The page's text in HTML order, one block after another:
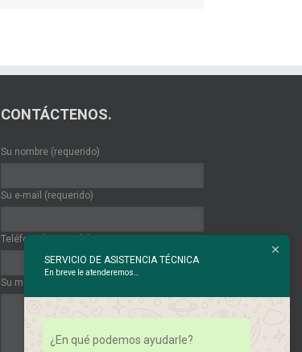
CONTÁCTENOS.
Su nombre (requerido)
Su e-mail (requerido)
Teléfono (requerido)
Su mensaje
SERVICIO DE ASISTENCIA TÉCNICA
En breve le atenderemos…
¿En qué podemos ayudarle?